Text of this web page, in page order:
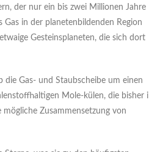
der nur ein bis zwei Millionen Jahre
in der planetenbildenden Region
Gesteinsplaneten, die sich dort
die Gas- und Staubscheibe um einen
Mole-külen, die bisher
Zusammensetzung von